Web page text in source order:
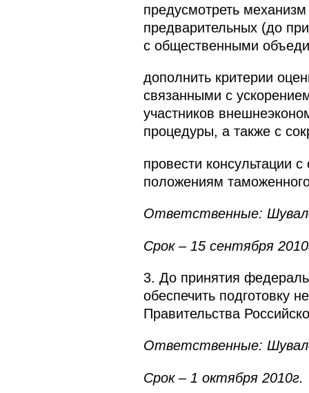
предусмотреть
предварительных (до
с общественными
дополнить критерии
связанными с
участников
процедуры, а также с
провести консультации
положениям
Ответственные:
Срок – 15 сентября
3. До принятия
обеспечить подготовку
Правительства
Ответственные:
Срок – 1 октября 2010г.